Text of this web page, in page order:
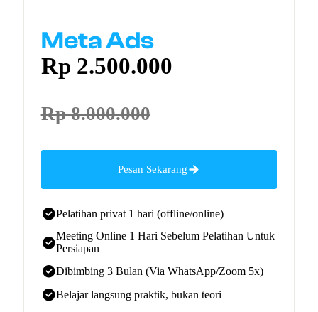
Meta Ads
Rp 2.500.000
Rp 8.000.000
Pesan Sekarang
Pelatihan privat 1 hari (offline/online)
Meeting Online 1 Hari Sebelum Pelatihan Untuk
Persiapan
Dibimbing 3 Bulan (Via WhatsApp/Zoom 5x)
Belajar langsung praktik, bukan teori